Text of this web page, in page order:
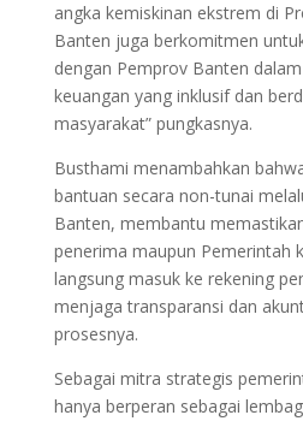
angka kemiskinan ekstrem di
Banten juga berkomitmen
dengan Pemprov Banten
keuangan yang inklusif dan
masyarakat” pungkasnya.
Busthami menambahkan
bantuan secara non-tunai
Banten, membantu
penerima maupun Pemerintah
langsung masuk ke rekening
menjaga transparansi dan
prosesnya.
Sebagai mitra strategis
hanya berperan sebagai